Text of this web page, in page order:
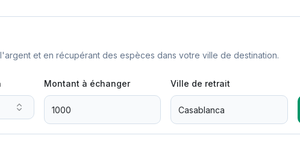
et en récupérant des espèces dans votre ville de destination.
Montant à échanger Ville de retrait